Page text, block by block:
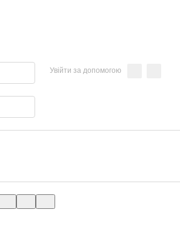
Увійти за допомогою